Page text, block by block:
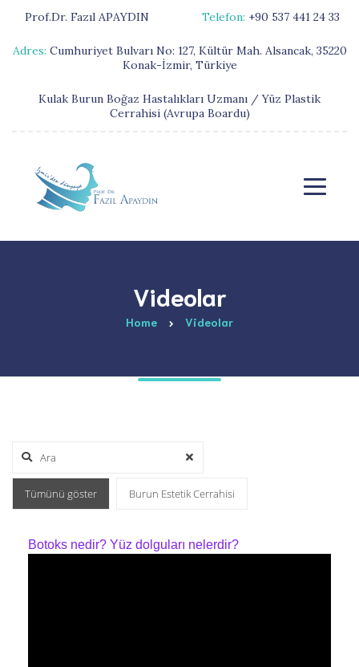
Prof.Dr. Fazıl APAYDIN Telefon: +90 537 441 24 33
Adres: Cumhuriyet Bulvarı No: 127, Kültür Mah. Alsancak, 35220
Konak-İzmir, Türkiye
Kulak Burun Boğaz Hastalıkları Uzmanı / Yüz Plastik
Cerrahisi (Avrupa Boardu)
Videolar
Home Videolar
Tümünü göster Burun Estetik Cerrahisi
Botoks nedir? Yüz dolguları nelerdir?